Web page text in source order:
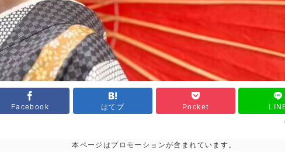
Facebook はてブ Pocket
本ページはプロモーションが含まれています。